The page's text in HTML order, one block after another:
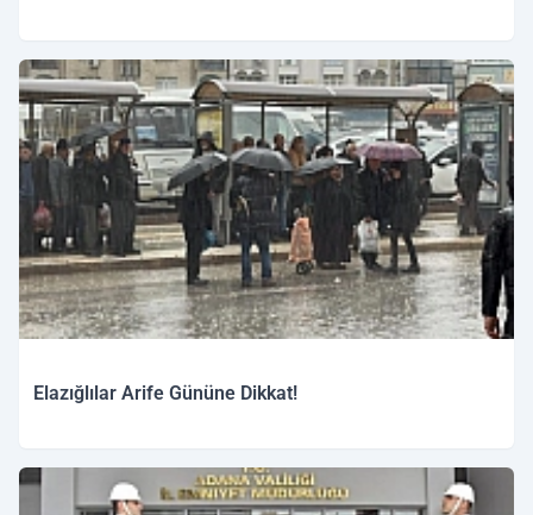
Elazığlılar Arife Gününe Dikkat!